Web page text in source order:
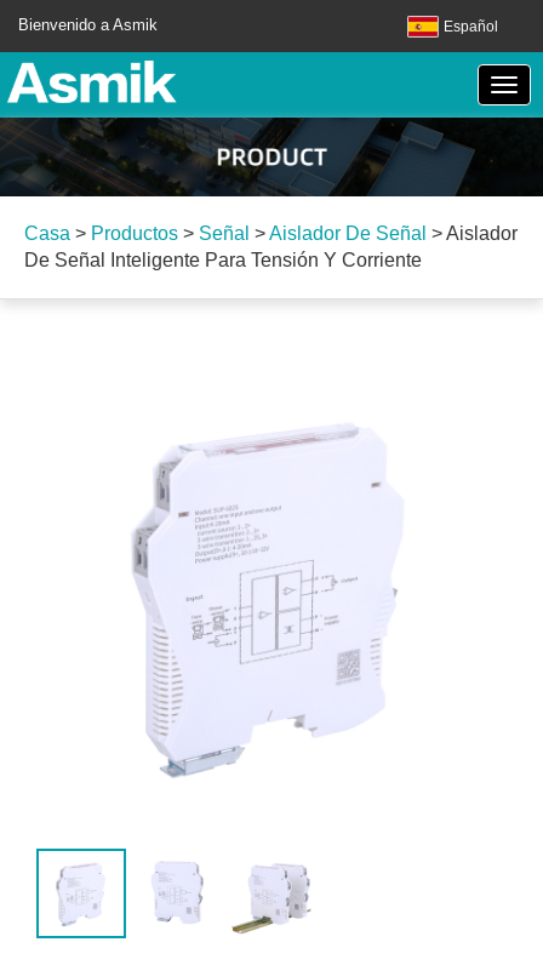
Bienvenido a Asmik Español
Casa > Productos > Señal >Aislador De Señal >Aislador
De Señal Inteligente Para Tensión Y Corriente